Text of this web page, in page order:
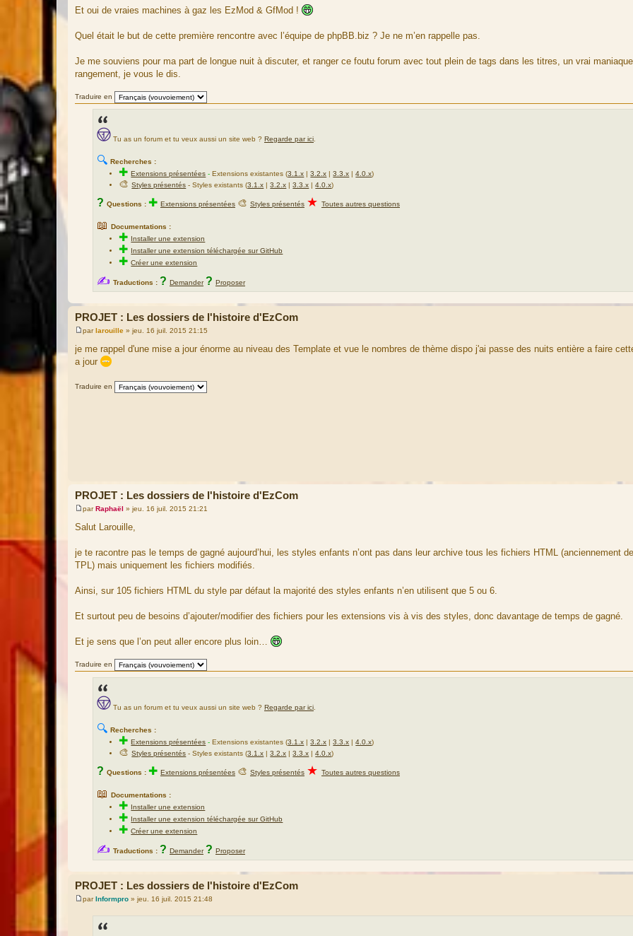
Et oui de vraies machines à gaz les EzMod & GfMod !
Quel était le but de cette première rencontre avec l’équipe de phpBB.biz ? Je ne m’en rappelle pas.
Je me souviens pour ma part de longue nuit à discuter, et ranger ce foutu forum avec tout plein de tags dans les titres, un vrai
rangement, je vous le dis.
Traduire en
Tu as un forum et tu veux aussi un site web ? Regarde par ici
🔍 Recherches :
✚Extensions présentées -Extensions existantes (3.1.x |3.2.x |3.3.x |4.0.x)
🎨Styles présentés - Styles existants (3.1.x |3.2.x |3.3.x |4.0.x)
? Questions : ✚ Extensions présentées 🎨 Styles présentés ★ Toutes autres questions
📖 Documentations :
✚ Installer une extension
✚ Installer une extension téléchargée sur GitHub
✚Créer une extension
✍ Traductions : ? Demander ? Proposer
PROJET : Les dossiers de l'histoire d'EzCom
M
e
s
s
e
parlarouille » jeu. 16 juil. 2015 21:15
je me rappel d'une mise a jour énorme au niveau des Template et vue le nombres de thème dispo j'ai passe des nuits entière a faire
a jour
Traduire en
PROJET : Les dossiers de l'histoire d'EzCom
M
e
s
a
g
e
parRaphaël » jeu. 16 juil. 2015 21:21
Salut Larouille,
je te racontre pas le temps de gagné aujourd’hui, les styles enfants n’ont pas dans leur archive tous les fichiers HTML (anciennement
TPL) mais uniquement les fichiers modifiés.
Ainsi, sur 105 fichiers HTML du style par défaut la majorité des styles enfants n’en utilisent que 5 ou 6.
Et surtout peu de besoins d’ajouter/modifier des fichiers pour les extensions vis à vis des styles, donc davantage de temps de gagné.
Et je sens que l’on peut aller encore plus loin…
Traduire en
Tu as un forum et tu veux aussi un site web ? Regarde par ici
🔍 Recherches :
✚Extensions présentées -Extensions existantes (3.1.x |3.2.x |3.3.x |4.0.x)
🎨Styles présentés - Styles existants (3.1.x |3.2.x |3.3.x |4.0.x)
? Questions : ✚ Extensions présentées 🎨 Styles présentés ★ Toutes autres questions
📖 Documentations :
✚ Installer une extension
✚ Installer une extension téléchargée sur GitHub
✚Créer une extension
✍ Traductions : ? Demander ? Proposer
PROJET : Les dossiers de l'histoire d'EzCom
M
parInformpro » jeu. 16 juil. 2015 21:48